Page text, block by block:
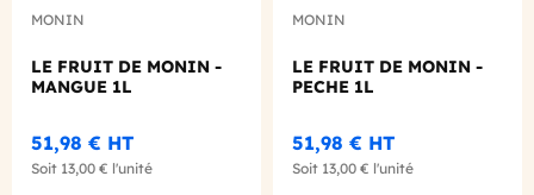
MONIN
LE FRUIT DE MONIN -
MANGUE 1L
51,98 € HT
Soit 13,00 € l'unité
MONIN
LE FRUIT DE MONIN -
PECHE 1L
51,98 € HT
Soit 13,00 € l'unité